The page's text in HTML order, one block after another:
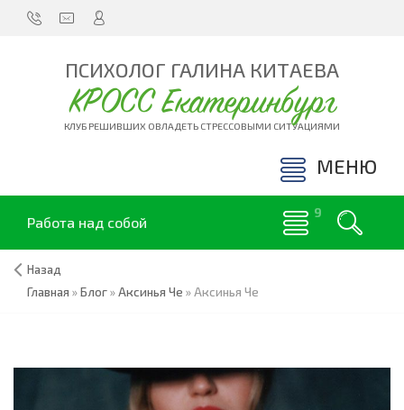
ПСИХОЛОГ ГАЛИНА КИТАЕВА
КРОСС Екатеринбург
КЛУБ РЕШИВШИХ ОВЛАДЕТЬ СТРЕССОВЫМИ СИТУАЦИЯМИ
МЕНЮ
Работа над собой
Назад
Главная »Блог»Аксинья Че »Аксинья Че